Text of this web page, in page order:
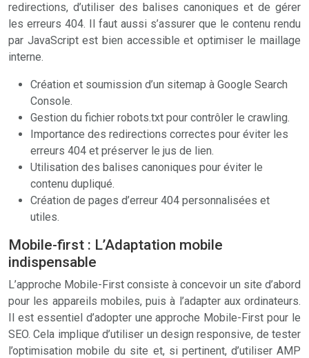
redirections, d’utiliser des balises canoniques et de gérer
les erreurs 404. Il faut aussi s’assurer que le contenu rendu
par JavaScript est bien accessible et optimiser le maillage
interne.
Création et soumission d’un sitemap à Google Search
Console.
Gestion du fichier robots.txt pour contrôler le crawling.
Importance des redirections correctes pour éviter les
erreurs 404 et préserver le jus de lien.
Utilisation des balises canoniques pour éviter le
contenu dupliqué.
Création de pages d’erreur 404 personnalisées et
utiles.
Mobile-first : L’Adaptation mobile
indispensable
L’approche Mobile-First consiste à concevoir un site d’abord
pour les appareils mobiles, puis à l’adapter aux ordinateurs.
Il est essentiel d’adopter une approche Mobile-First pour le
SEO. Cela implique d’utiliser un design responsive, de tester
l’optimisation mobile du site et, si pertinent, d’utiliser AMP